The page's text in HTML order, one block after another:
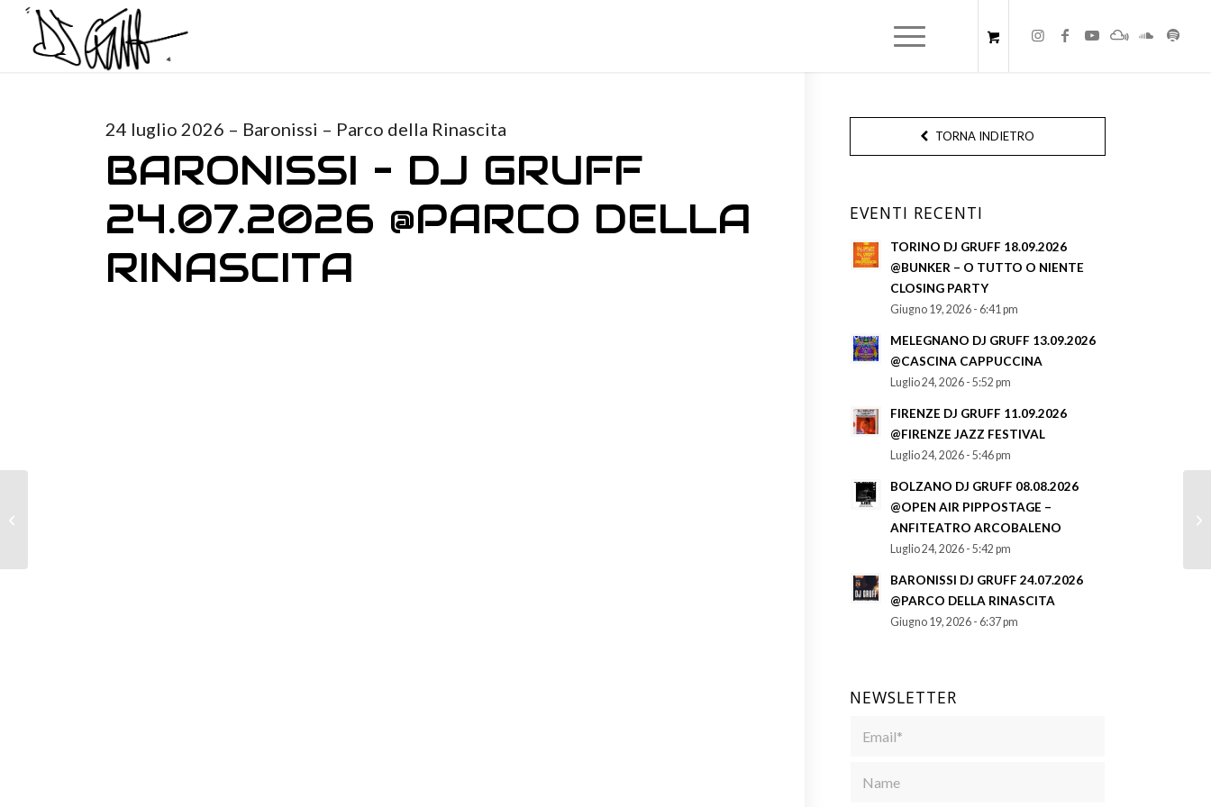
24 luglio 2026 – Baronissi – Parco della Rinascita
BARONISSI – DJ GRUFF
24.07.2026 @PARCO DELLA
RINASCITA
TORNA INDIETRO
EVENTI RECENTI
TORINO DJ GRUFF 18.09.2026
@BUNKER – O TUTTO O NIENTE
CLOSING PARTY
Giugno 19, 2026 - 6:41 pm
MELEGNANO DJ GRUFF 13.09.2026
@CASCINA CAPPUCCINA
Luglio 24, 2026 - 5:52 pm
FIRENZE DJ GRUFF 11.09.2026
@FIRENZE JAZZ FESTIVAL
Luglio 24, 2026 - 5:46 pm
BOLZANO DJ GRUFF 08.08.2026
@OPEN AIR PIPPOSTAGE –
ANFITEATRO ARCOBALENO
Luglio 24, 2026 - 5:42 pm
BARONISSI DJ GRUFF 24.07.2026
@PARCO DELLA RINASCITA
Giugno 19, 2026 - 6:37 pm
NEWSLETTER